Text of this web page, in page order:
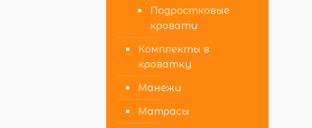
Подростковые
кровати
Комплекты в
кроватку
Манежи
Матрасы